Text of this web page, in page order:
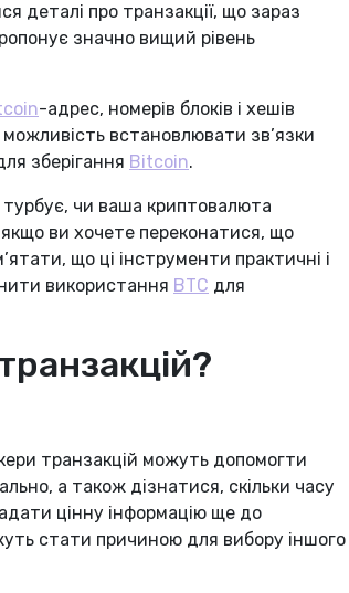
деталі про транзакції, що зараз
значно вищий рівень
-адрес, номерів блоків і хешів
встановлювати зв’язки
зберігання Bitcoin.
чи ваша криптовалюта
ви хочете переконатися, що
що ці інструменти практичні і
використання BTC для
транзакцій можуть допомогти
а також дізнатися, скільки часу
цінну інформацію ще до
стати причиною для вибору іншого